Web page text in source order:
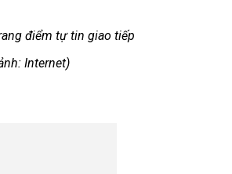
điểm tự tin giao tiếp
Internet)